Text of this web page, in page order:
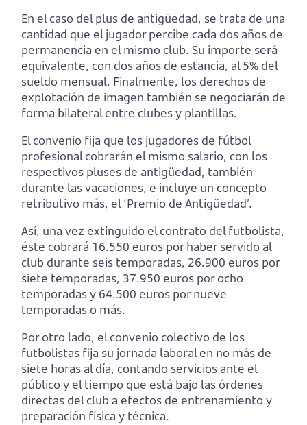
En el caso del plus de antigüedad, se trata de una
cantidad que el jugador percibe cada dos años de
permanencia en el mismo club. Su importe será
equivalente, con dos años de estancia, al 5% del
sueldo mensual. Finalmente, los derechos de
explotación de imagen también se negociarán de
forma bilateral entre clubes y plantillas.
El convenio fija que los jugadores de fútbol
profesional cobrarán el mismo salario, con los
respectivos pluses de antigüedad, también
durante las vacaciones, e incluye un concepto
retributivo más, el ‘Premio de Antigüedad’.
Así, una vez extinguido el contrato del futbolista,
éste cobrará 16.550 euros por haber servido al
club durante seis temporadas, 26.900 euros por
siete temporadas, 37.950 euros por ocho
temporadas y 64.500 euros por nueve
temporadas o más.
Por otro lado, el convenio colectivo de los
futbolistas fija su jornada laboral en no más de
siete horas al día, contando servicios ante el
público y el tiempo que está bajo las órdenes
directas del club a efectos de entrenamiento y
preparación física y técnica.